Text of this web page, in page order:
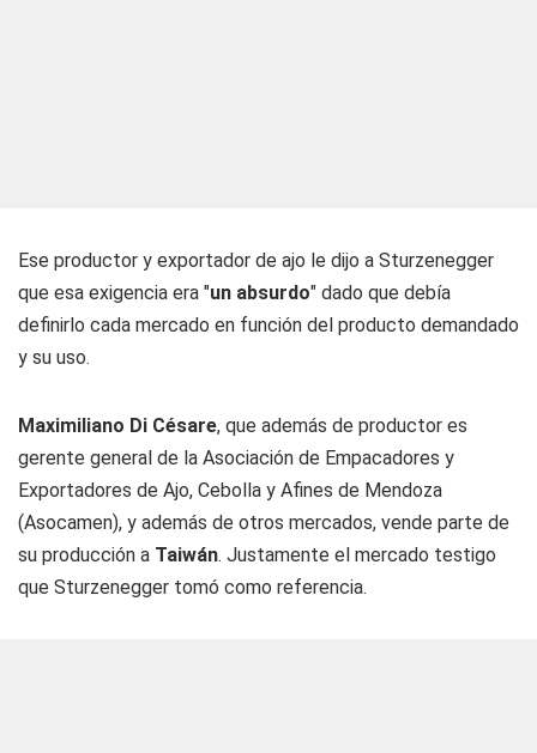
Ese productor y exportador de ajo le dijo a Sturzenegger
que esa exigencia era "un absurdo" dado que debía
definirlo cada mercado en función del producto demandado
y su uso.
Maximiliano Di Césare, que además de productor es
gerente general de la Asociación de Empacadores y
Exportadores de Ajo, Cebolla y Afines de Mendoza
(Asocamen), y además de otros mercados, vende parte de
su producción a Taiwán. Justamente el mercado testigo
que Sturzenegger tomó como referencia.